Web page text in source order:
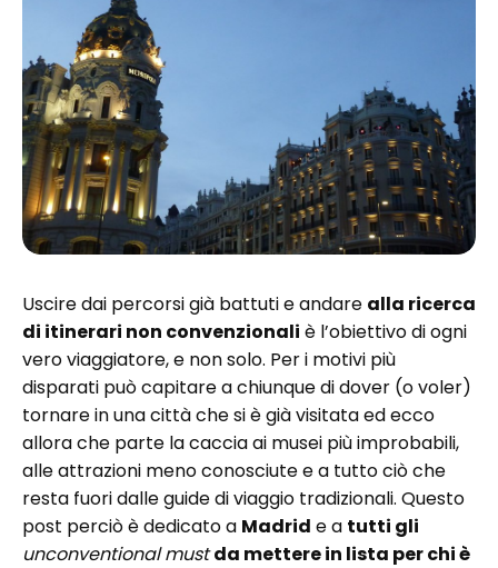
Uscire dai percorsi già battuti e andare alla ricerca
di itinerari non convenzionali è l’obiettivo di ogni
vero viaggiatore, e non solo. Per i motivi più
disparati può capitare a chiunque di dover (o voler)
tornare in una città che si è già visitata ed ecco
allora che parte la caccia ai musei più improbabili,
alle attrazioni meno conosciute e a tutto ciò che
resta fuori dalle guide di viaggio tradizionali. Questo
post perciò è dedicato a Madrid e a tutti gli
unconventional must da mettere in lista per chi è